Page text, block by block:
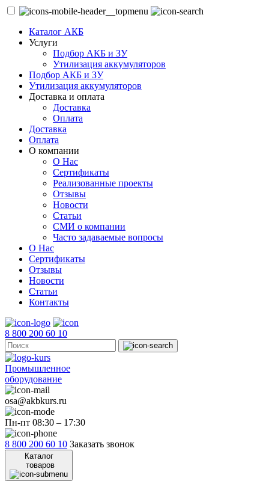
Каталог АКБ
Услуги
Подбор АКБ и ЗУ
Утилизация аккумуляторов
Подбор АКБ и ЗУ
Утилизация аккумуляторов
Доставка и оплата
Доставка
Оплата
Доставка
Оплата
О компании
О Нас
Сертификаты
Реализованные проекты
Отзывы
Новости
Статьи
СМИ о компании
Часто задаваемые вопросы
О Нас
Сертификаты
Отзывы
Новости
Статьи
Контакты
8 800 200 60 10
Промышленное
оборудование
osa@akbkurs.ru
Пн-пт 08:30 – 17:30
8 800 200 60 10 Заказать звонок
Каталог
товаров